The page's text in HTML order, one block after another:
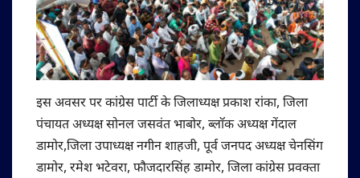
इस अवसर पर कांग्रेस पार्टी के जिलाध्यक्ष प्रकाश रांका, जिला
पंचायत अध्यक्ष सोनल जसवंत भाबोर, ब्लाॅक अध्यक्ष गेंदाल
डामोर,जिला उपाध्यक्ष नगीन शाहजी, पूर्व जनपद अध्यक्ष चेनसिंग
डामोर, रमेश भटेवरा, फौजदारसिंह डामोर, जिला कांग्रेस प्रवक्ता